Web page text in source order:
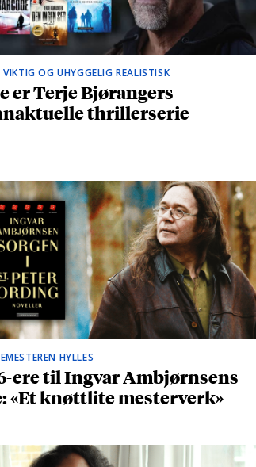
OG UHYGGELIG REALISTISK
er Terje Bjørangers
thrillerserie
HYLLES
ere til Ingvar Ambjørnsens
«Et knøttlite mesterverk»